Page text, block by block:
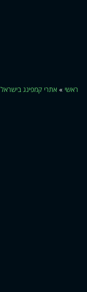
ראשי » אתרי קמפינג בישראל